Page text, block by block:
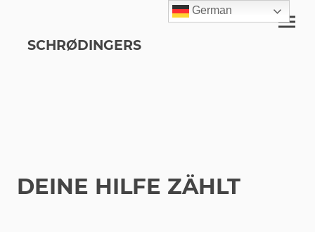
SCHRØDINGERS
DEINE HILFE ZÄHLT
German